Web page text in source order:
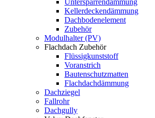
Untersparrendämmung
Kellerdeckendämmung
Dachbodenelement
Zubehör
Modulhalter (PV)
Flachdach Zubehör
Flüssigkunststoff
Voranstrich
Bautenschutzmatten
Flachdachdämmung
Dachziegel
Fallrohr
Dachgully